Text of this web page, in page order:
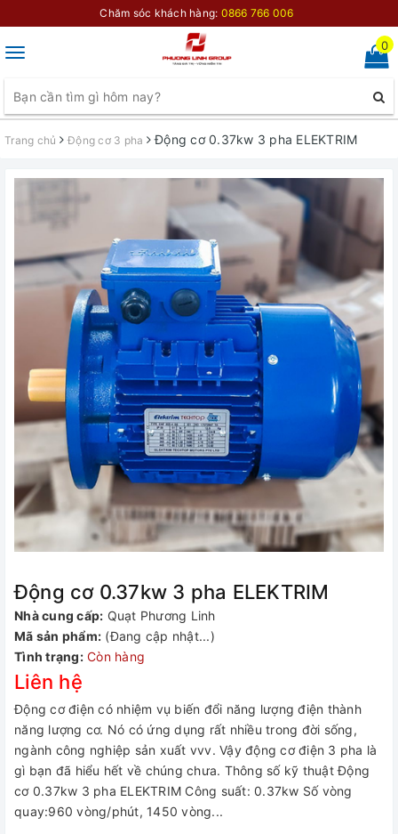
Chăm sóc khách hàng: 0866 766 006
Toggle
0
Trang chủ Động cơ 3 pha Động cơ 0.37kw 3 pha ELEKTRIM
Động cơ 0.37kw 3 pha ELEKTRIM
Nhà cung cấp: Quạt Phương Linh
Mã sản phẩm: (Đang cập nhật...)
Tình trạng: Còn hàng
Liên hệ
Động cơ điện có nhiệm vụ biến đổi năng lượng điện thành
năng lượng cơ. Nó có ứng dụng rất nhiều trong đời sống,
ngành công nghiệp sản xuất vvv. Vậy động cơ điện 3 pha là
gì bạn đã hiểu hết về chúng chưa. Thông số kỹ thuật Động
cơ 0.37kw 3 pha ELEKTRIM Công suất: 0.37kw Số vòng
quay:960 vòng/phút, 1450 vòng...